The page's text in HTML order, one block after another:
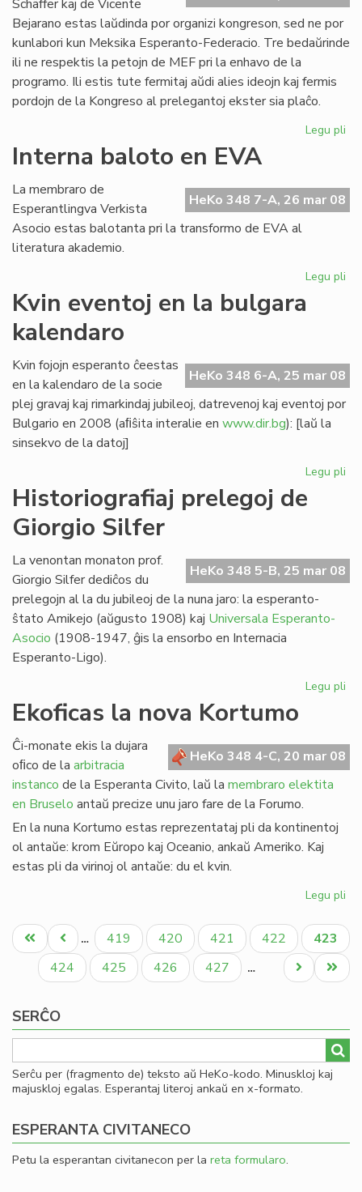
Schäffer kaj de Vicente
Bejarano estas laŭdinda por organizi kongreson, sed ne por
kunlabori kun Meksika Esperanto-Federacio. Tre bedaŭrinde
ili ne respektis la petojn de MEF pri la enhavo de la
programo. Ili estis tute fermitaj aŭdi alies ideojn kaj fermis
pordojn de la Kongreso al prelegantoj ekster sia plaĉo.
Legu pli
Interna baloto en EVA
HeKo 348 7-A, 26 mar 08
La membraro de
Esperantlingva Verkista
Asocio estas balotanta pri la transformo de EVA al
literatura akademio.
Legu pli
Kvin eventoj en la bulgara
kalendaro
HeKo 348 6-A, 25 mar 08
Kvin fojojn esperanto ĉeestas
en la kalendaro de la socie
plej gravaj kaj rimarkindaj jubileoj, datrevenoj kaj eventoj por
Bulgario en 2008 (aﬁŝita interalie en www.dir.bg): [laŭ la
sinsekvo de la datoj]
Legu pli
Historiografiaj prelegoj de
Giorgio Silfer
HeKo 348 5-B, 25 mar 08
La venontan monaton prof.
Giorgio Silfer dediĉos du
prelegojn al la du jubileoj de la nuna jaro: la esperanto-
ŝtato Amikejo (aŭgusto 1908) kaj Universala Esperanto-
Asocio (1908-1947, ĝis la ensorbo en Internacia
Esperanto-Ligo).
Legu pli
Ekoficas la nova Kortumo
HeKo 348 4-C, 20 mar 08
Ĉi-monate ekis la dujara
oﬁco de la arbitracia
instanco de la Esperanta Civito, laŭ la membraro elektita
en Bruselo antaŭ precize unu jaro fare de la Forumo.
En la nuna Kortumo estas reprezentataj pli da kontinentoj
ol antaŭe: krom Eŭropo kaj Oceanio, ankaŭ Ameriko. Kaj
estas pli da virinoj ol antaŭe: du el kvin.
Legu pli
la
Pagination
Unua
paĝo
Antaŭa
paĝo
… Paĝo
419 Paĝo
420 Paĝo
421 Paĝo
422
Aktuala
paĝo
423
Paĝo
424 Paĝo
425 Paĝo
426 Paĝo
427 …
Last
page
Next
page
SERĈO
Serĉu per (fragmento de) teksto aŭ HeKo-kodo. Minuskloj kaj
majuskloj egalas. Esperantaj literoj ankaŭ en x-formato.
ESPERANTA CIVITANECO
Petu la esperantan civitanecon per la reta formularo.